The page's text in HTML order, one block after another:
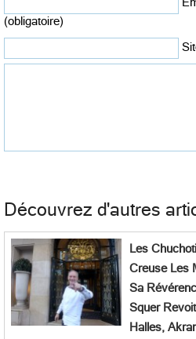
(obligatoire)
Découvrez d'autres
Les
Creuse Les
Sa
Squer
Halles,